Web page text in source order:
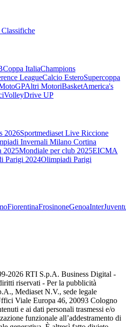
Coppa ItaliaChampions
LeagueCalcio EsteroSupercoppa
Altri MotoriBasketAmerica's
VolleyDrive UP
2026Sportmediaset Live Riccione
Invernali Milano Cortina
2025Mondiale per club 2025EICMA
Parigi 2024Olimpiadi Parigi
FiorentinaFrosinoneGenoaInter
2026 RTI S.p.A. Business Digital -
riservati - Per la pubblicità
Mediaset N.V., sede legale
Viale Europa 46, 20093 Cologno
e ai dati personali trasmessi e/o
funzionale all’addestramento di